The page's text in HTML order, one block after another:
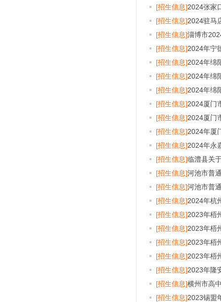
[招生信息]2024张家
[招生信息]2024驻马
[招生信息]淄博市
[招生信息]2024年宁
[招生信息]2024年绵
[招生信息]2024年绵
[招生信息]2024年绵
[招生信息]2024厦门
[招生信息]2024厦门
[招生信息]2024年厦
[招生信息]2024年永
[招生信息]临澧县关
[招生信息]河池市普
[招生信息]河池市普
[招生信息]2024年杭
[招生信息]2023年梧
[招生信息]2023年梧
[招生信息]2023年梧
[招生信息]2023年梧
[招生信息]2023年隆
[招生信息]横州市高
[招生信息]2023锡盟